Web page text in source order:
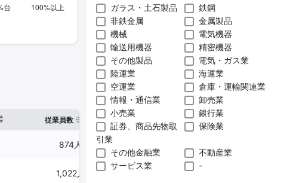
従業員数 ※1 臨時従業員数 確認した有報締日
874人
1,022人 1,299人
ガラス・土石製品
鉄鋼
非鉄金属
金属製品
機械
電気機器
輸送用機器
精密機器
その他製品
電気・ガス業
陸運業
海運業
空運業
倉庫・運輸関連業
情報・通信業
卸売業
小売業
銀行業
証券、商品先物取
引業
保険業
その他金融業
不動産業
サービス業
-